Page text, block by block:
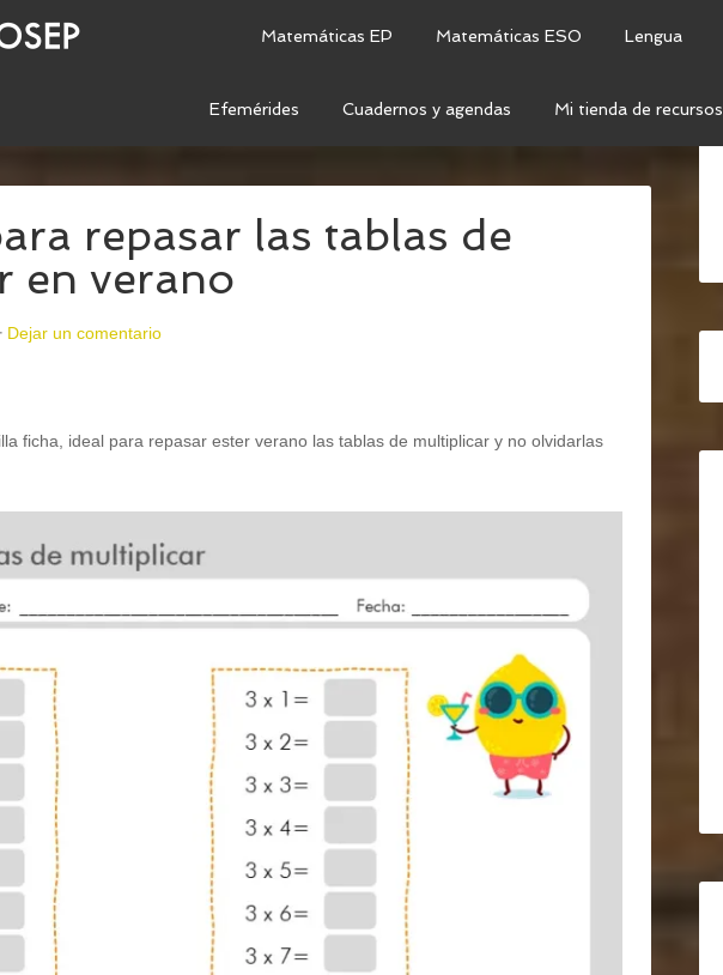
Matemáticas EP Matemáticas ESO Lengua
Efemérides Cuadernos y agendas Mi tienda de recursos
PLANTILLA PARA REPASAR LAS TABLAS DE MULTIPLICAR
repasar las tablas de
en verano
Dejar un comentario
ficha, ideal para repasar ester verano las tablas de multiplicar y no olvidarlas